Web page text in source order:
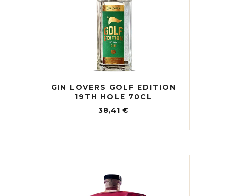
GIN LOVERS GOLF EDITION
19TH HOLE 70CL
38,41€